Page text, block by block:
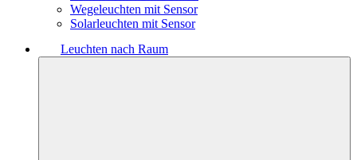
Wegeleuchten mit Sensor
Solarleuchten mit Sensor
Leuchten nach Raum